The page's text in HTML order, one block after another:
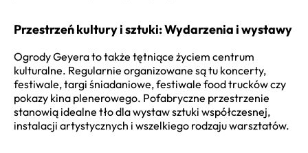
Przestrzeń kultury i sztuki: Wydarzenia i wystawy
Ogrody Geyera to także tętniące życiem centrum
kulturalne. Regularnie organizowane są tu koncerty,
festiwale, targi śniadaniowe, festiwale food trucków czy
pokazy kina plenerowego. Pofabryczne przestrzenie
stanowią idealne tło dla wystaw sztuki współczesnej,
instalacji artystycznych i wszelkiego rodzaju warsztatów.